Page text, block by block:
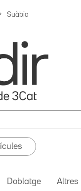
Suàbia
Doblatge Altres